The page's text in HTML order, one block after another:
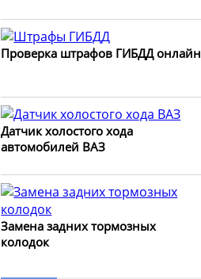
Проверка штрафов ГИБДД онлайн
Датчик холостого хода
автомобилей ВАЗ
Замена задних тормозных
колодок